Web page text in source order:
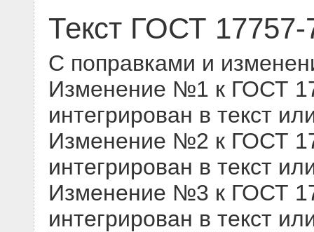
Текст ГОСТ 17757-
С поправками и
Изменение №1 к ГОСТ
интегрирован в текст
Изменение №2 к ГОСТ
интегрирован в текст
Изменение №3 к ГОСТ
интегрирован в текст